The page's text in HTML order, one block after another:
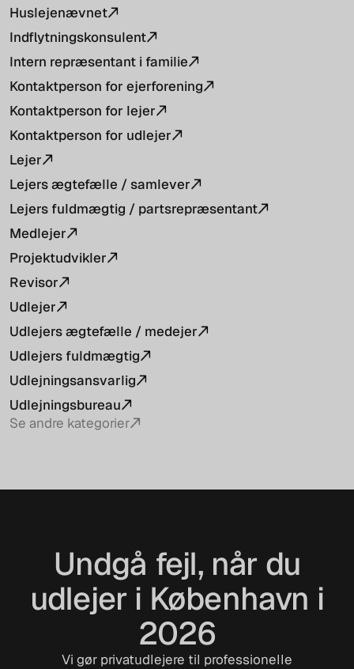
Huslejenævnet
Indflytningskonsulent
Intern repræsentant i familie
Kontaktperson for ejerforening
Kontaktperson for lejer
Kontaktperson for udlejer
Lejer
Lejers ægtefælle / samlever
Lejers fuldmægtig / partsrepræsentant
Medlejer
Projektudvikler
Revisor
Udlejer
Udlejers ægtefælle / medejer
Udlejers fuldmægtig
Udlejningsansvarlig
Udlejningsbureau
Se andre kategorier
Undgå fejl, når du
udlejer i København i
2026
Vi gør privatudlejere til professionelle